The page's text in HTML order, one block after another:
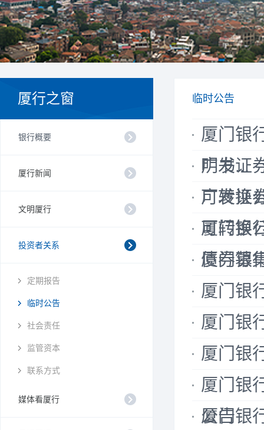
厦行之窗
银行概要
厦行新闻
文明厦行
投资者关系
定期报告
临时公告
社会责任
监管资本
联系方式
媒体看厦行
临时公告
厦门银
明书...
广发证
可转换
广发证
可转换
厦门银
债券募
厦门银
厦门银
厦门银
厦门银
厦门银
公告
厦门银